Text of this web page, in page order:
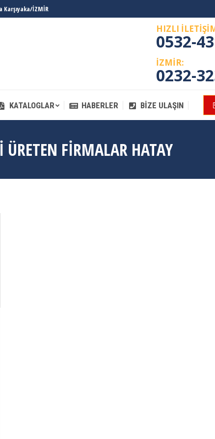
Karşıyaka/İZMİR
HIZLI
0532-
İZMİR:
0232-
KATALOGLAR HABERLER BIZE ULAŞIN
ÜRETEN FIRMALAR HATAY
KATALOGLAR HABERLER BIZE ULAŞIN